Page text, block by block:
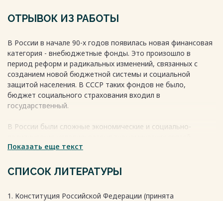
населения.
Весь текст будет доступенпосле покупки
ОТРЫВОК ИЗ РАБОТЫ
В России в начале 90-х годов появилась новая финансовая
категория - внебюджетные фонды. Это произошло в
период реформ и радикальных изменений, связанных с
созданием новой бюджетной системы и социальной
защитой населения. В СССР таких фондов не было,
бюджет социального страхования входил в
государственный.
В России были сложные экономические и социально-
сокращение производства, кризис бюджета, проблемы
Весь текст будет доступенпосле покупки
Показать еще текст
СПИСОК ЛИТЕРАТУРЫ
1. Конституция Российской Федерации (принята